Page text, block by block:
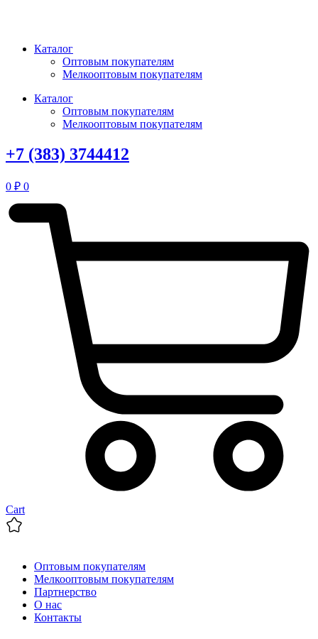
Каталог
Оптовым покупателям
Мелкооптовым покупателям
Каталог
Оптовым покупателям
Мелкооптовым покупателям
+7 (383) 3744412
0 ₽ 0
Cart
Оптовым покупателям
Мелкооптовым покупателям
Партнерство
О нас
Контакты